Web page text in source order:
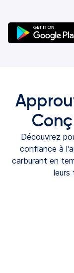
onglet)
Découvrez
confiance à
carburant en
leurs